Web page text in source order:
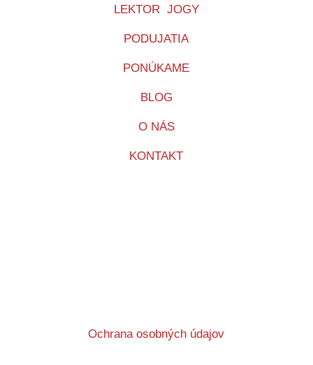
LEKTOR JOGY
PODUJATIA
PONÚKAME
BLOG
O NÁS
KONTAKT
Ochrana osobných údajov